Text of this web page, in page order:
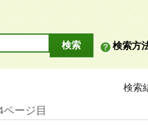
検索方
検索
ページ目